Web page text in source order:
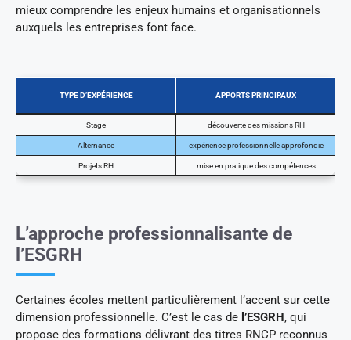
mieux comprendre les enjeux humains et organisationnels
auxquels les entreprises font face.
TYPE D’EXPÉRIENCE APPORTS PRINCIPAUX
Stage découverte des missions RH
Alternance expérience professionnelle approfondie
Projets RH mise en pratique des compétences
L’approche professionnalisante de
l’ESGRH
Certaines écoles mettent particulièrement l’accent sur cette
dimension professionnelle. C’est le cas de l’ESGRH , qui
propose des formations délivrant des titres RNCP reconnus